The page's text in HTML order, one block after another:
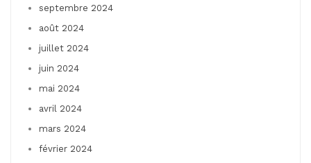
septembre 2024
août 2024
juillet 2024
juin 2024
mai 2024
avril 2024
mars 2024
février 2024